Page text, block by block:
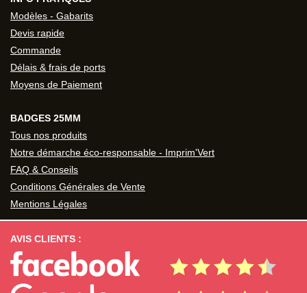
Modèles - Gabarits
Devis rapide
Commande
Délais & frais de ports
Moyens de Paiement
BADGES 25MM
Tous nos produits
Notre démarche éco-responsable - Imprim'Vert
FAQ & Conseils
Conditions Générales de Vente
Mentions Légales
AVIS CLIENTS :